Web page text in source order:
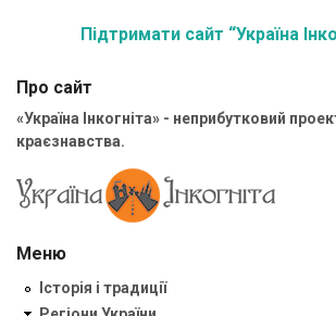
Підтримати сайт “Україна
Про сайт
«Україна Інкогніта» - неприбутковий
краєзнавства.
Меню
Історія і традиції